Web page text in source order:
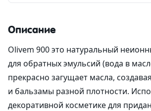
Описание
Olivem 900 это натуральный
для обратных эмульсий (вода в
прекрасно загущает масла,
и бальзамы разной плотности.
декоративной косметике для